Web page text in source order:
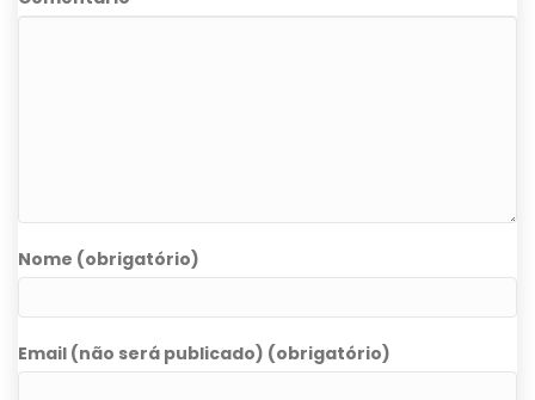
Nome (obrigatório)
Email (não será publicado) (obrigatório)